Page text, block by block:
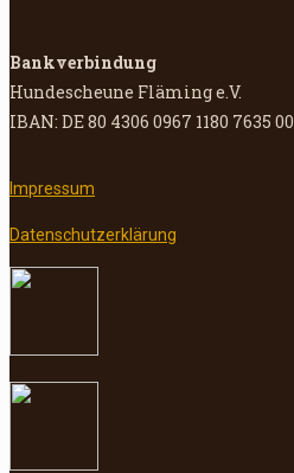
Bankverbindung
Hundescheune Fläming e.V.
IBAN: DE 80 4306 0967 1180 7635 00
Impressum
Datenschutzerklärung